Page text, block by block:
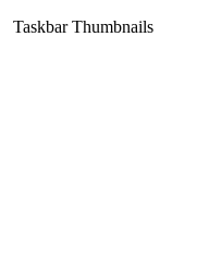
Taskbar Thumbnails